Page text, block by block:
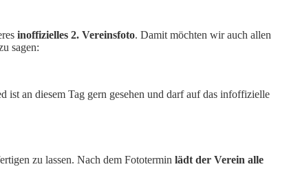
inoffizielles 2. Vereinsfoto. Damit möchten wir auch allen
sagen:
an diesem Tag gern gesehen und darf auf das infoffizielle
zu lassen. Nach dem Fototermin lädt der Verein alle